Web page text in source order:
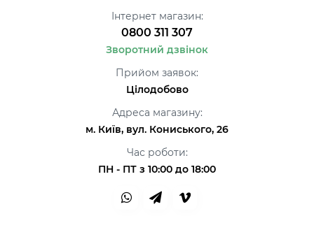
Інтернет магазин:
0800 311 307
Зворотний дзвінок
Прийом заявок:
Цілодобово
Адреса магазину:
м. Київ, вул. Кониського, 26
Час роботи:
ПН - ПТ з 10:00 до 18:00